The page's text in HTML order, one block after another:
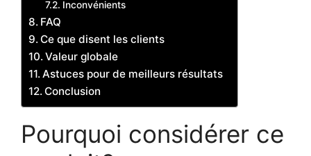
Inconvénients
FAQ
Ce que disent les clients
Valeur globale
Astuces pour de meilleurs résultats
Conclusion
Pourquoi considérer ce